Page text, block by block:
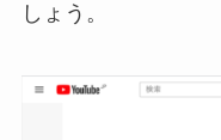
しょう。